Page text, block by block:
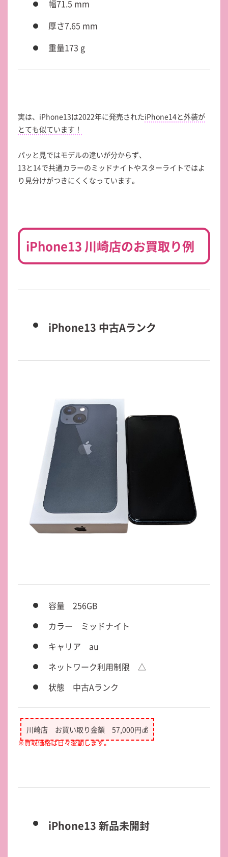
幅71.5 mm
厚さ7.65 mm
重量173 g
実は、iPhone13は2022年に発売されたiPhone14と外装が
とても似ています！
パッと見ではモデルの違いが分からず、
13と14で共通カラーのミッドナイトやスターライトではよ
り見分けがつきにくくなっています。
iPhone13 川崎店のお買取り例
iPhone13 中古Aランク
容量 256GB
カラー ミッドナイト
キャリア au
ネットワーク利用制限 △
状態 中古Aランク
川崎店 お買い取り金額 57,000円💰
※買取価格は日々変動します。
iPhone13 新品未開封